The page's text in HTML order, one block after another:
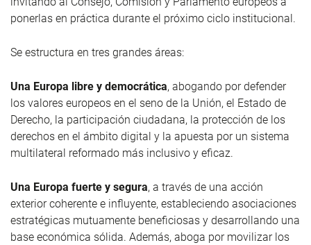
ponerlas en práctica durante el próximo ciclo institucional.
Se estructura en tres grandes áreas:
Una Europa libre y democrática, abogando por defender
los valores europeos en el seno de la Unión, el Estado de
Derecho, la participación ciudadana, la protección de los
derechos en el ámbito digital y la apuesta por un sistema
multilateral reformado más inclusivo y eficaz.
Una Europa fuerte y segura, a través de una acción
exterior coherente e influyente, estableciendo asociaciones
estratégicas mutuamente beneficiosas y desarrollando una
base económica sólida. Además, aboga por movilizar los